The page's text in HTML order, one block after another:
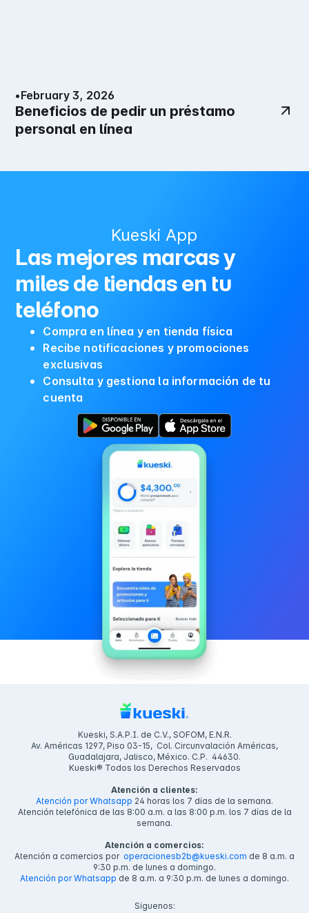
•February 3, 2026
Beneficios de pedir un préstamo
personal en línea
Kueski App
Las mejores marcas y
miles de tiendas en tu
teléfono
Compra en línea y en tienda física
Recibe notificaciones y promociones
exclusivas
Consulta y gestiona la información de tu
cuenta
Kueski, S.A.P.I. de C.V., SOFOM, E.N.R.
Av. Américas 1297, Piso 03-15, Col. Circunvalación Américas,
Guadalajara, Jalisco, México. C.P. 44630.
Kueski® Todos los Derechos Reservados
Atención a clientes:
Atención por Whatsapp 24 horas los 7 días de la semana.
Atención telefónica de las 8:00 a.m. a las 8:00 p.m. los 7 días de la
semana.
Atención a comercios:
Atención a comercios por operacionesb2b@kueski.com de 8 a.m. a
9:30 p.m. de lunes a domingo.
Atención por Whatsapp de 8 a.m. a 9:30 p.m. de lunes a domingo.
Síguenos: